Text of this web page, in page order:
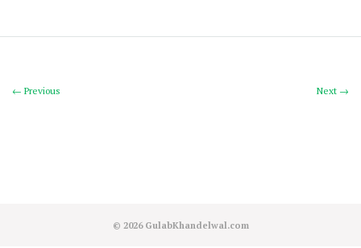
Next →
← Previous
© 2026 GulabKhandelwal.com